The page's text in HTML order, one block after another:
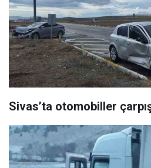
Sivas’ta otomobiller